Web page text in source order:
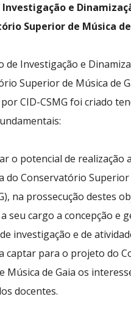
e
Superior de Música
de Investigação e
Superior de Música de
CID-CSMG foi criado
o potencial de realização
do Conservatório Superior
na prossecução destes
seu cargo a concepção e
investigação e de
captar para o projeto do
Música de Gaia os
docentes.